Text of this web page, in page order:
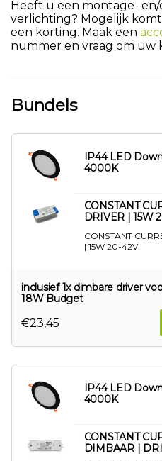
Heeft u een montage-
verlichting? Mogelijk
een korting. Maak een
nummer en vraag om uw
Bundels
IP44 LED
4000K
CONSTANT
DRIVER | 15W
CONSTANT
| 15W 20-42V
inclusief 1x dimbare driver
18W Budget
€23,45
IP44 LED
4000K
CONSTANT
DIMBAAR |